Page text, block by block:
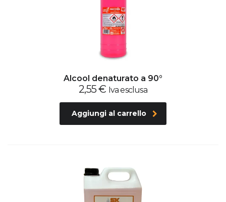
Alcool denaturato a 90°
2,55€ Iva esclusa
Aggiungi al carrello